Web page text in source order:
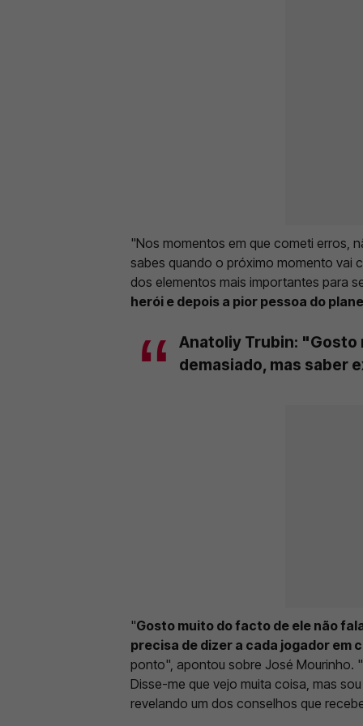
"Nos momentos em que cometi erros,
sabes quando o próximo momento vai
dos elementos mais importantes para
herói e depois a pior pessoa do
Anatoliy Trubin: "Gosto
demasiado, mas saber
"Gosto muito do facto de ele não
precisa de dizer a cada jogador em
ponto", apontou sobre José Mourinho.
Disse-me que vejo muita coisa, mas
revelando um dos conselhos que